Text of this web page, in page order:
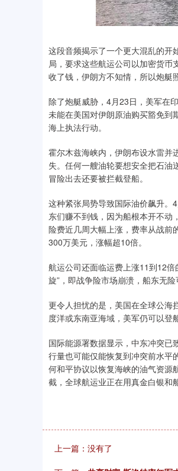
这段音频揭示了一个更大混乱的开
局，要求这些航运公司以加密货币
收了钱，伊朗方不知情，所以炮艇
除了炮艇威胁，4月23日，美军在
未能在美国对伊朗原油购买豁免到
海上执法行动。
霍尔木兹海峡内，伊朗布设水雷并
失。任何一艘油轮要想安全把石油
冒险出去还要被拦截登船。
这种紧张局势导致国际油价飙升。
东们赚不到钱，因为船根本开不动
险费近几周大幅上涨，费率从战
300万美元，涨幅超10倍。
航运公司还面临运费上涨11到12
旋”，即战争险市场崩溃，船东无
更令人担忧的是，美国在全球公海
度洋或东南亚海域，美军仍可以登
国际能源署数据显示，中东冲突已
行量也可能仅能恢复到冲突前水平
何和平协议以恢复海峡的油气资源
截，全球航运业正在用真金白银和
上一篇：没有了